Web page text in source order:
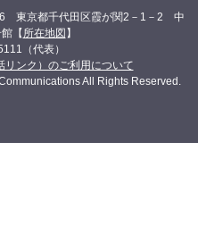
東京都千代田区霞が関2－1－2 中
【 所在地図 】
（代表）
ンク）のご利用について
All Rights Reserved.